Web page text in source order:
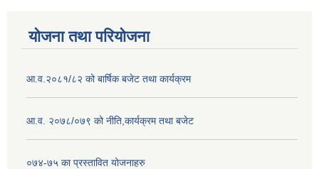
योजना तथा परियोजना
आ.व.२०८१/८२ को बार्षिक बजेट तथा कार्यक्रम
आ.व. २०७८/०७९ को नीति,कार्यक्रम तथा बजेट
०७४-७५ का प्रस्तावित योजनाहरु